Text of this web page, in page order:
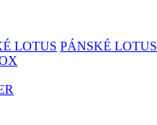
LOTUS PÁNSKÉ LOTUS